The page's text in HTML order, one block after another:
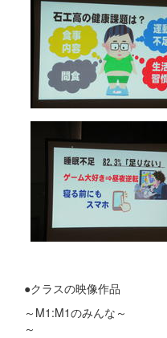
●クラスの映像作品
～M1:M1のみんな
～